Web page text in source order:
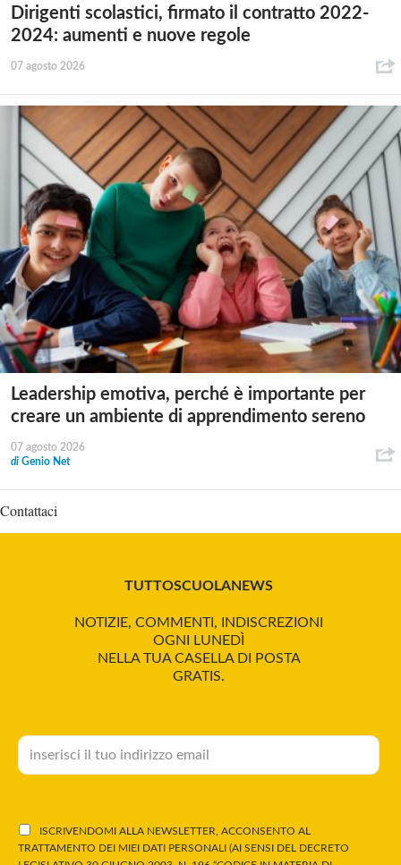
Dirigenti scolastici, firmato il contratto 2022-
2024: aumenti e nuove regole
07 agosto 2026
Leadership emotiva, perché è importante per
creare un ambiente di apprendimento sereno
07 agosto 2026
di Genio Net
Contattaci
TUTTOSCUOLANEWS
NOTIZIE, COMMENTI, INDISCREZIONI
OGNI LUNEDÌ
NELLA TUA CASELLA DI POSTA
GRATIS.
ISCRIVENDOMI ALLA NEWSLETTER, ACCONSENTO AL
TRATTAMENTO DEI MIEI DATI PERSONALI (AI SENSI DEL DECRETO